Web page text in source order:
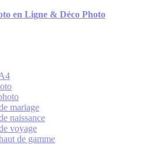
en Ligne & Déco Photo
mariage
naissance
voyage
de gamme